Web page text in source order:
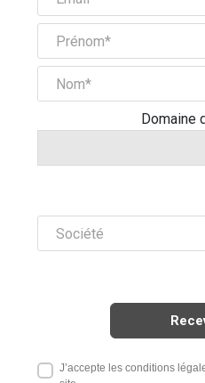
Domaine
J’accepte les conditions